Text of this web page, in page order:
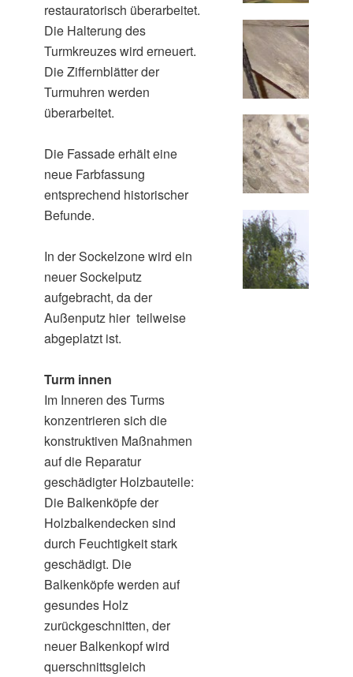
restauratorisch überarbeitet.
Die Halterung des
Turmkreuzes wird erneuert.
Die Ziffernblätter der
Turmuhren werden
überarbeitet.
Die Fassade erhält eine
neue Farbfassung
entsprechend historischer
Befunde.
In der Sockelzone wird ein
neuer Sockelputz
aufgebracht, da der
Außenputz hier teilweise
abgeplatzt ist.
Turm innen
Im Inneren des Turms
konzentrieren sich die
konstruktiven Maßnahmen
auf die Reparatur
geschädigter Holzbauteile:
Die Balkenköpfe der
Holzbalkendecken sind
durch Feuchtigkeit stark
geschädigt. Die
Balkenköpfe werden auf
gesundes Holz
zurückgeschnitten, der
neuer Balkenkopf wird
querschnittsgleich